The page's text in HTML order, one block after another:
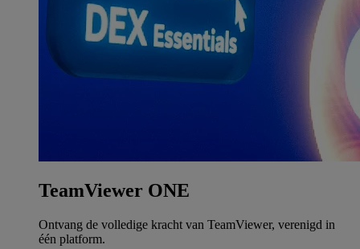
TeamViewer ONE
Ontvang de volledige kracht van TeamViewer, verenigd in
één platform.